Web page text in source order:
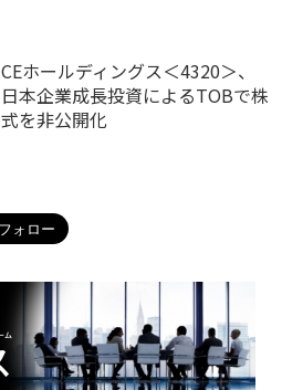
CEホールディングス＜4320＞、
日本企業成長投資によるTOBで株
式を非公開化